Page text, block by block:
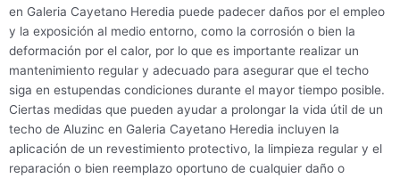
en Galeria Cayetano Heredia puede padecer daños por el empleo
y la exposición al medio entorno, como la corrosión o bien la
deformación por el calor, por lo que es importante realizar un
mantenimiento regular y adecuado para asegurar que el techo
siga en estupendas condiciones durante el mayor tiempo posible.
Ciertas medidas que pueden ayudar a prolongar la vida útil de un
techo de Aluzinc en Galeria Cayetano Heredia incluyen la
aplicación de un revestimiento protectivo, la limpieza regular y el
reparación o bien reemplazo oportuno de cualquier daño o